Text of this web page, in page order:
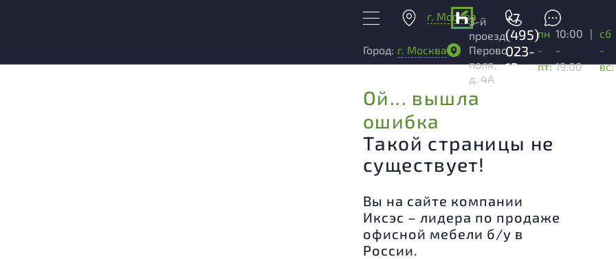
г. Москва
+7
(495)
023-
13-
Город: г. Москва
3-й
проезд
Перово
поля,
д. 4А
пн
-
пт:
10:00
-
19:00
|
сб
-
вс:
Ой... вышла
ошибка
Такой страницы не
существует!
Вы на сайте компании
Иксэс – лидера по продаже
офисной мебели б/у в
России.